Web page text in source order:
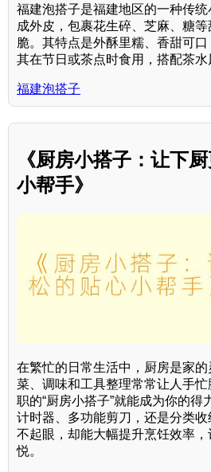
福建泡搭子是福建地区的一种传统
成外皮，包裹花生碎、芝麻、糖
脆。其特点是外酥里糯、香甜可
其在节日或茶点时食用，搭配茶水
福建泡搭子
《厨房小搭子：让下
小帮手》
在繁忙的日常生活中，厨房是家
菜、调味和工具整理常常让人手
职的“厨房小搭子”就能成为你的
计时器、多功能剪刀，还是分类
不起眼，却能大幅提升烹饪效率
悦。